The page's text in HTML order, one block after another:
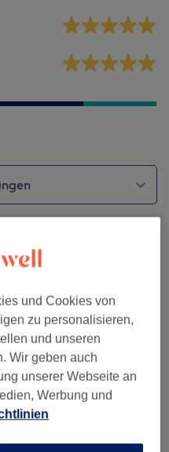
damit du weißt, was
Verifizierte Bewertung
und Cookies von
zu personalisieren,
und unseren
Wir geben auch
unserer Webseite an
Werbung und